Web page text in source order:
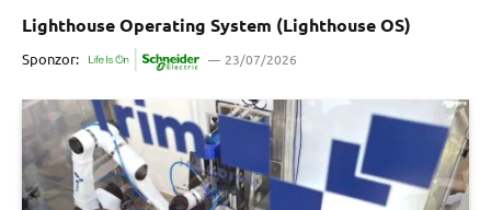
Lighthouse Operating System (Lighthouse OS)
Sponzor: 23/07/2026